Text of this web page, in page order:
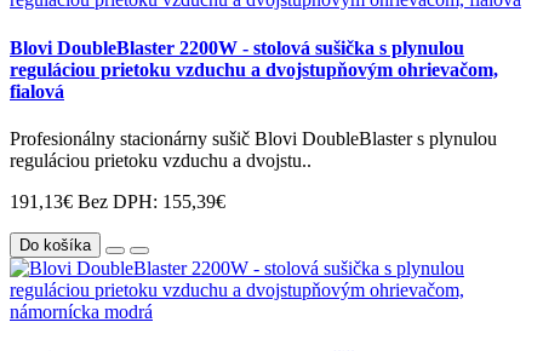
Blovi DoubleBlaster 2200W - stolová sušička s plynulou
reguláciou prietoku vzduchu a dvojstupňovým ohrievačom,
fialová
Profesionálny stacionárny sušič Blovi DoubleBlaster s plynulou
reguláciou prietoku vzduchu a dvojstu..
191,13€ Bez DPH: 155,39€
Do košíka